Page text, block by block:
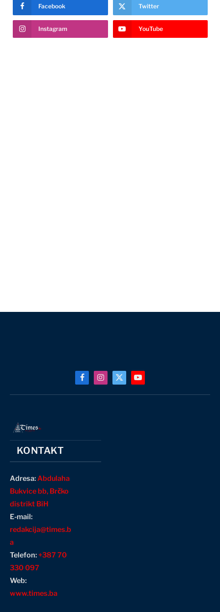
Facebook Twitter
Instagram YouTube
FacebookInstagram
X
YouTube
KONTAKT
Adresa:Abdulaha
Bukvice bb, Brčko
distrikt BiH
E-mail:
redakcija@times.b
a
Telefon:+387 70
330 097
Web:
www.times.ba